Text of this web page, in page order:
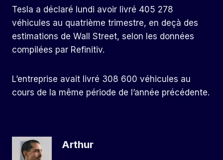
Tesla a déclaré lundi avoir livré 405 278
véhicules au quatrième trimestre, en deçà des
estimations de Wall Street, selon les données
compilées par Refinitiv.
L’entreprise avait livré 308 600 véhicules au
cours de la même période de l’année précédente.
Arthur